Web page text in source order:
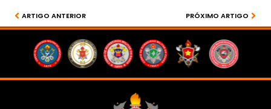
ARTIGO ANTERIOR PRÓXIMO ARTIGO